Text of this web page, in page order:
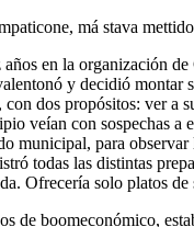
má stava
años en la organización
y decidió
con dos propósitos: ver a
veían con sospechas a
municipal, para
todas las distintas
Ofrecería solo platos
de boomeconómico,